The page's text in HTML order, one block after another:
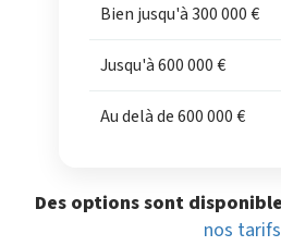
Bien jusqu'à 300 000 €
Jusqu'à 600 000 €
Au delà de 600 000 €
Des options sont
nos tarifs